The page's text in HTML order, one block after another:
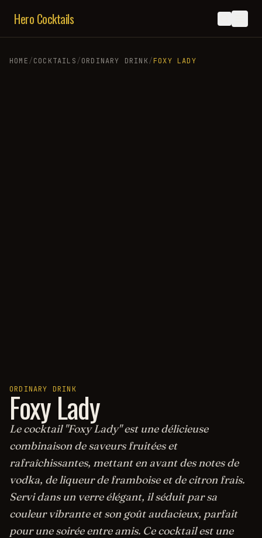
Hero Cocktails
HOME/COCKTAILS/ORDINARY DRINK/FOXY LADY
ORDINARY DRINK
Foxy Lady
Le cocktail "Foxy Lady" est une délicieuse
combinaison de saveurs fruitées et
rafraîchissantes, mettant en avant des notes de
vodka, de liqueur de framboise et de citron frais.
Servi dans un verre élégant, il séduit par sa
couleur vibrante et son goût audacieux, parfait
pour une soirée entre amis. Ce cocktail est une